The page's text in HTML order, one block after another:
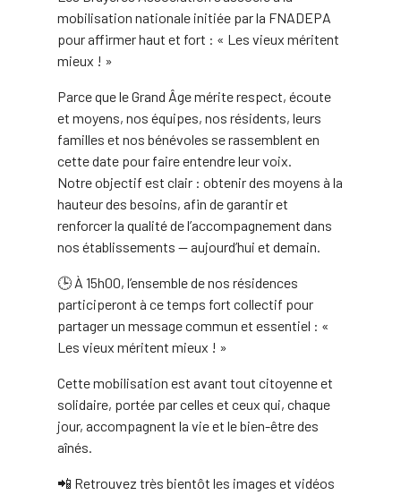
mobilisation nationale initiée par la FNADEPA
pour affirmer haut et fort : « Les vieux méritent
mieux ! »
Parce que le Grand Âge mérite respect, écoute
et moyens, nos équipes, nos résidents, leurs
familles et nos bénévoles se rassemblent en
cette date pour faire entendre leur voix.
Notre objectif est clair : obtenir des moyens à la
hauteur des besoins, afin de garantir et
renforcer la qualité de l’accompagnement dans
nos établissements — aujourd’hui et demain.
🕒 À 15h00, l’ensemble de nos résidences
participeront à ce temps fort collectif pour
partager un message commun et essentiel : «
Les vieux méritent mieux ! »
Cette mobilisation est avant tout citoyenne et
solidaire, portée par celles et ceux qui, chaque
jour, accompagnent la vie et le bien-être des
aînés.
📲 Retrouvez très bientôt les images et vidéos